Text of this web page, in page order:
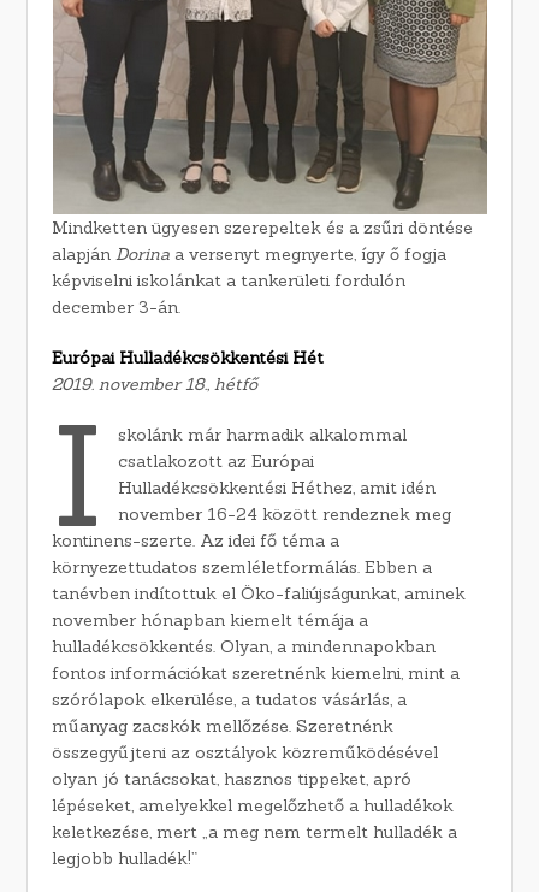
Mindketten ügyesen szerepeltek és a zsűri döntése
alapjánDorina a versenyt megnyerte, így ő fogja
képviselni iskolánkat a tankerületi fordulón
december 3-án.
Európai Hulladékcsökkentési Hét
2019. november 18., hétfő
I
skolánk már harmadik alkalommal
csatlakozott az Európai
Hulladékcsökkentési Héthez, amit idén
november 16-24 között rendeznek meg
kontinens-szerte. Az idei fő téma a
környezettudatos szemléletformálás. Ebben a
tanévben indítottuk el Öko-faliújságunkat, aminek
november hónapban kiemelt témája a
hulladékcsökkentés. Olyan, a mindennapokban
fontos információkat szeretnénk kiemelni, mint a
szórólapok elkerülése, a tudatos vásárlás, a
műanyag zacskók mellőzése. Szeretnénk
összegyűjteni az osztályok közreműködésével
olyan jó tanácsokat, hasznos tippeket, apró
lépéseket, amelyekkel megelőzhető a hulladékok
keletkezése, mert „a meg nem termelt hulladék a
legjobb hulladék!”